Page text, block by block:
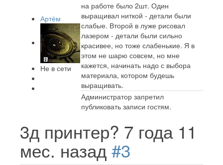
Артём
Не в сети
на работе было 2шт. Один
выращивал ниткой - детали были
слабые. Второй в луже рисовал
лазером - детали были сильно
красивее, но тоже слабенькие. Я в
этом не шарю совсем, но мне
кажется, начинать надо с выбора
материала, котором будешь
выращивать.
Администратор запретил
публиковать записи гостям.
3д принтер? 7 года 11
мес. назад #3